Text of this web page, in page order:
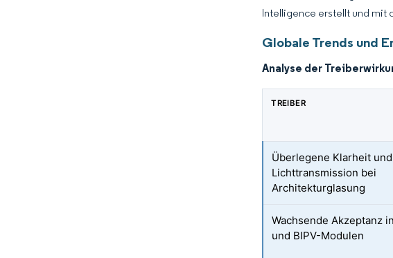
Intelligence erstellt und mit
Globale Trends und
Analyse der
TREIBER
Überlegene Klarheit und
Lichttransmission bei
Architekturglasung
Wachsende Akzeptanz
und BIPV-Modulen